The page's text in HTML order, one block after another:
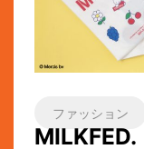
ファッション